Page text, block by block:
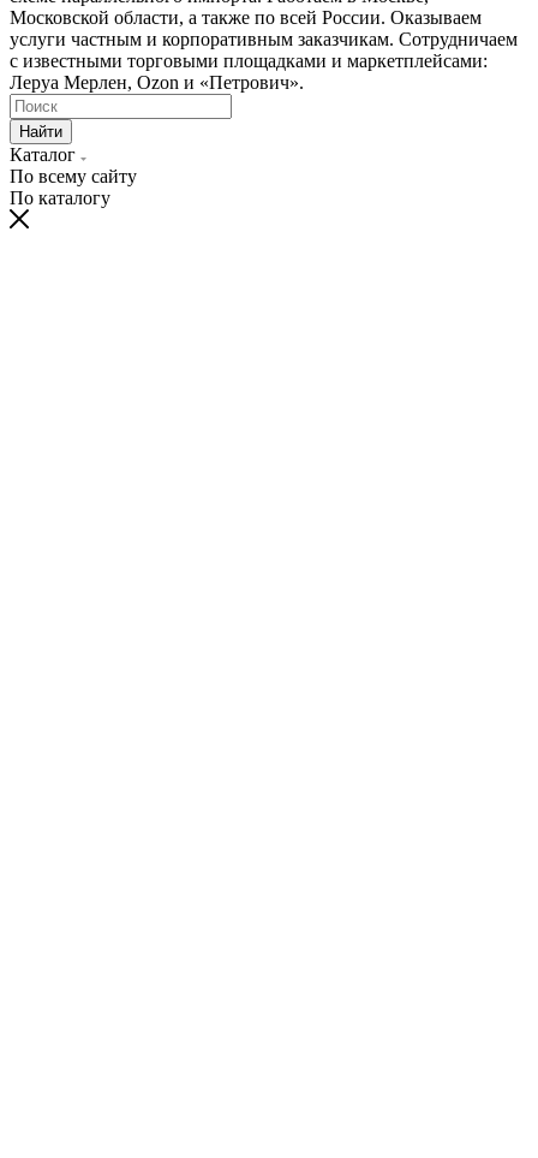
Московской области, а также по всей России. Оказываем
услуги частным и корпоративным заказчикам. Сотрудничаем
с известными торговыми площадками и маркетплейсами:
Леруа Мерлен, Ozon и «Петрович».
Найти
Каталог
По всему сайту
По каталогу